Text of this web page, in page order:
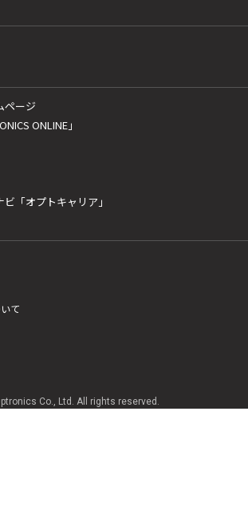
ページ
ONLINE」
「オプトキャリア」
て
Co., Ltd. All rights reserved.